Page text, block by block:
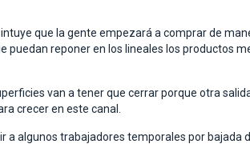
que la gente empezará a comprar de
reponer en los lineales los productos
van a tener que cerrar porque otra
crecer en este canal.
algunos trabajadores temporales por bajada